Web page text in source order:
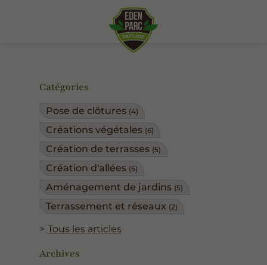
Catégories
Pose de clôtures (4)
Créations végétales (6)
Création de terrasses (5)
Création d'allées (5)
Aménagement de jardins (5)
Terrassement et réseaux (2)
Tous les articles
Archives